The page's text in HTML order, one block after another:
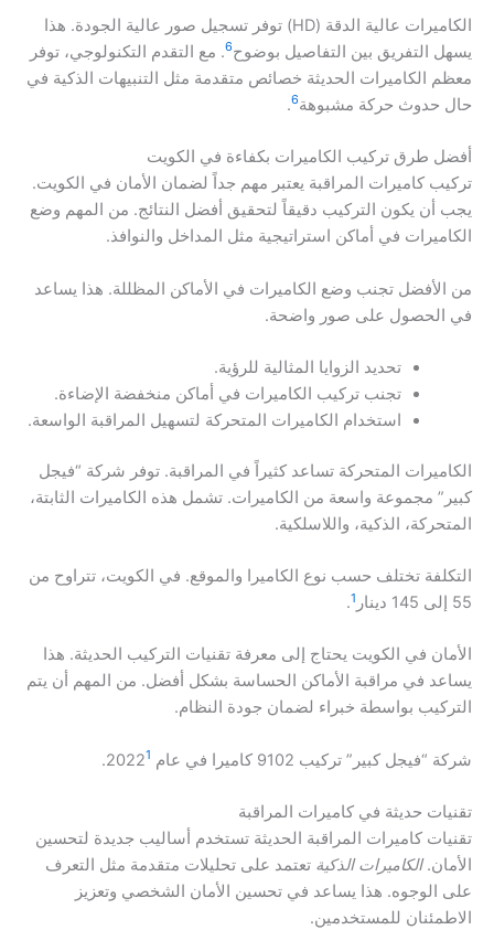
الكاميرات عالية الدقة (HD) توفر تسجيل صور عالية الجودة. هذا
يسهل التفريق بين التفاصيل بوضوح6. مع التقدم التكنولوجي، توفر
معظم الكاميرات الحديثة خصائص متقدمة مثل التنبيهات الذكية في
حال حدوث حركة مشبوهة6
.
أفضل طرق تركيب الكاميرات بكفاءة في الكويت
تركيب كاميرات المراقبة يعتبر مهم جداً لضمان الأمان في الكويت.
يجب أن يكون التركيب دقيقاً لتحقيق أفضل النتائج. من المهم وضع
الكاميرات في أماكن استراتيجية مثل المداخل والنوافذ.
من الأفضل تجنب وضع الكاميرات في الأماكن المظللة. هذا يساعد
في الحصول على صور واضحة.
تحديد الزوايا المثالية للرؤية.
تجنب تركيب الكاميرات في أماكن منخفضة الإضاءة.
استخدام الكاميرات المتحركة لتسهيل المراقبة الواسعة.
الكاميرات المتحركة تساعد كثيراً في المراقبة. توفر شركة “فيجل
كبير” مجموعة واسعة من الكاميرات. تشمل هذه الكاميرات الثابتة،
المتحركة، الذكية، واللاسلكية.
التكلفة تختلف حسب نوع الكاميرا والموقع. في الكويت، تتراوح من
55 إلى 145 دينار
1
.
الأمان في الكويت يحتاج إلى معرفة تقنيات التركيب الحديثة. هذا
يساعد في مراقبة الأماكن الحساسة بشكل أفضل. من المهم أن يتم
التركيب بواسطة خبراء لضمان جودة النظام.
شركة “فيجل كبير” تركيب 9102 كاميرا في عام 2022 1
.
تقنيات حديثة في كاميرات المراقبة
تقنيات كاميرات المراقبة الحديثة تستخدم أساليب جديدة لتحسين
الأمان.الكاميرات الذكية تعتمد على تحليلات متقدمة مثل التعرف
على الوجوه. هذا يساعد في تحسين الأمان الشخصي وتعزيز
الاطمئنان للمستخدمين.